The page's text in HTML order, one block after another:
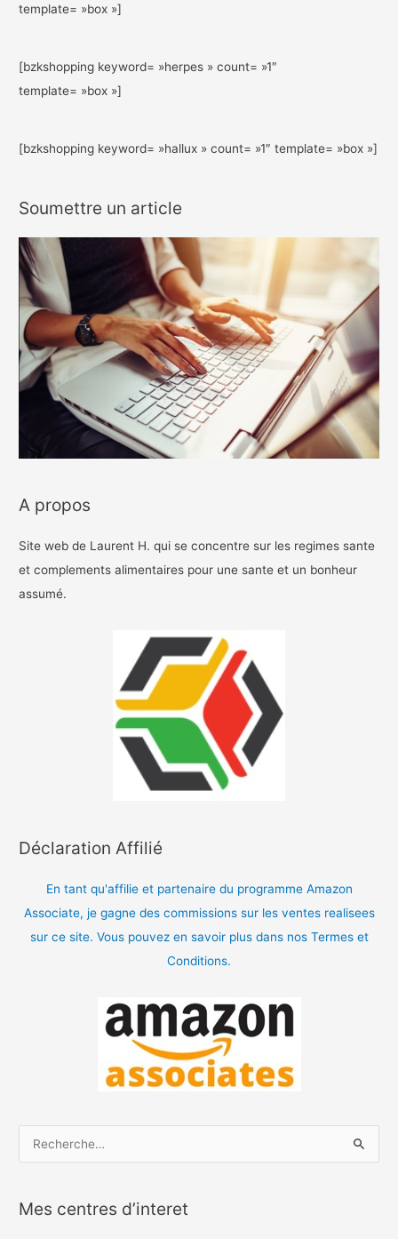
template= »box »]
[bzkshopping keyword= »herpes » count= »1″
template= »box »]
[bzkshopping keyword= »hallux » count= »1″ template= »box »]
Soumettre un article
A propos
Site web de Laurent H. qui se concentre sur les regimes sante
et complements alimentaires pour une sante et un bonheur
assumé.
Déclaration Affilié
En tant qu'affilie et partenaire du programme Amazon
Associate, je gagne des commissions sur les ventes realisees
sur ce site. Vous pouvez en savoir plus dans nos Termes et
Conditions.
h
Mes centres d’interet